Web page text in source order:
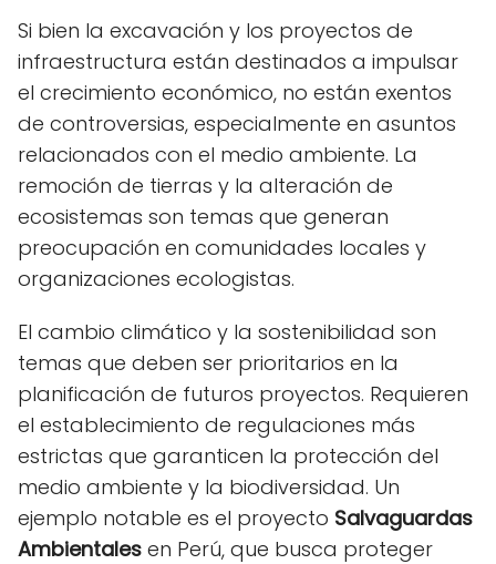
Si bien la excavación y los proyectos de
infraestructura están destinados a impulsar
el crecimiento económico, no están exentos
de controversias, especialmente en asuntos
relacionados con el medio ambiente. La
remoción de tierras y la alteración de
ecosistemas son temas que generan
preocupación en comunidades locales y
organizaciones ecologistas.
El cambio climático y la sostenibilidad son
temas que deben ser prioritarios en la
planificación de futuros proyectos. Requieren
el establecimiento de regulaciones más
estrictas que garanticen la protección del
medio ambiente y la biodiversidad. Un
ejemplo notable es el proyecto Salvaguardas
Ambientales en Perú, que busca proteger